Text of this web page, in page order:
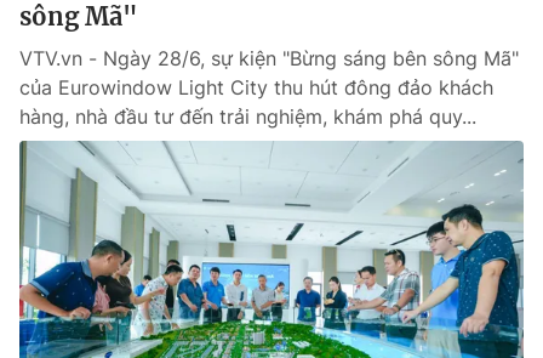
Liên hệ tòa soạn
THỜI BÁO VTV
Theo dõi báo trên
Cơ quan chủ quản:Đài Truyền hình Việt Nam
Cơ quan báo chí:Thời báo VTV
sông Mã"
VTV.vn - Ngày 28/6, sự kiện "Bừng sáng bên sông Mã"
của Eurowindow Light City thu hút đông đảo khách
hàng, nhà đầu tư đến trải nghiệm, khám phá quy...